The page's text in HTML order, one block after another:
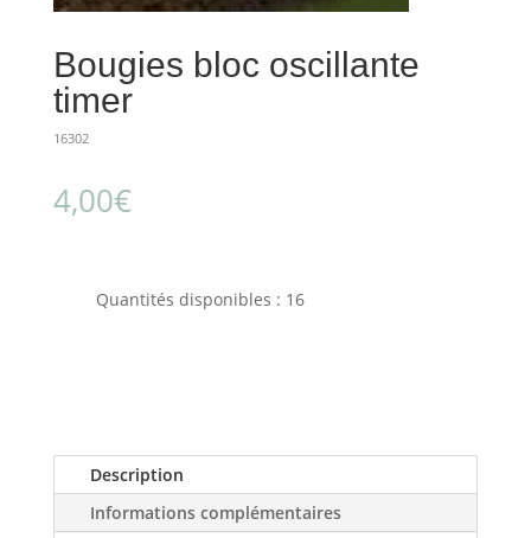
Bougies bloc oscillante
timer
16302
4,00€
Quantités disponibles : 16
Description
Informations complémentaires